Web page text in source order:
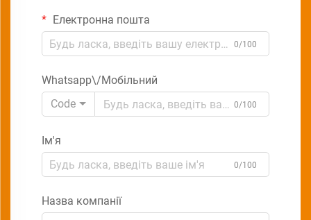
Електронна пошта
0/100
Whatsapp\/Мобільний
Code
0/100
Ім'я
0/100
Назва компанії